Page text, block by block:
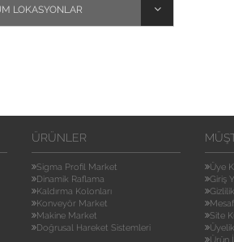
ÜRÜNLER
Sigma Profil Market
Dinamik Raflama
Kaldırma Kolonları
Konveyör Market
Makine Market
Doğrusal Hareket Sistemleri
Üye
Giriş
Site